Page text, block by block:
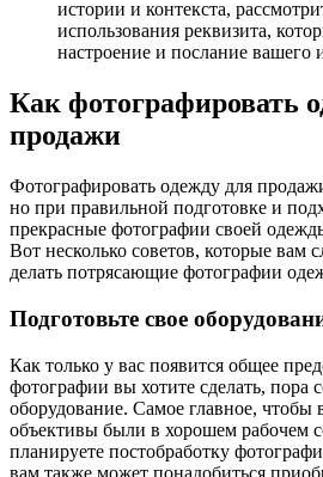
истории и контекста,
использования реквизита,
настроение и послание вашего
Как фотографировать
продажи
Фотографировать одежду для
но при правильной подготовке и
прекрасные фотографии своей
Вот несколько советов, которые вам
делать потрясающие фотографии
Подготовьте свое
Как только у вас появится общее
фотографии вы хотите сделать, пора
оборудование. Самое главное, чтобы
объективы были в хорошем рабочем
планируете постобработку
вам также может понадобиться